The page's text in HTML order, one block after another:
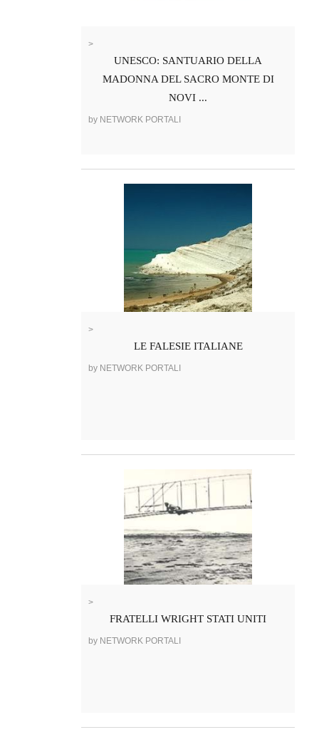
>
UNESCO: SANTUARIO DELLA
MADONNA DEL SACRO MONTE DI
NOVI ...
by NETWORK PORTALI
>
LE FALESIE ITALIANE
by NETWORK PORTALI
>
FRATELLI WRIGHT STATI UNITI
by NETWORK PORTALI